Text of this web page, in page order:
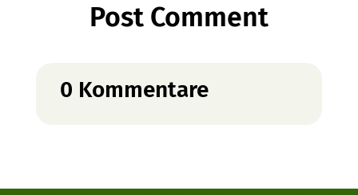
Post Comment
0 Kommentare